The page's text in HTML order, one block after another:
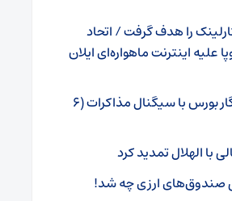
را هدف گرفت / اتحاد
علیه اینترنت ماهواره‌ای ایلان
صعود ماندگار بورس با سیگنال مذاکرات (۶
با الهلال تمدید کرد
صندوق‌های ارزی چه شد!